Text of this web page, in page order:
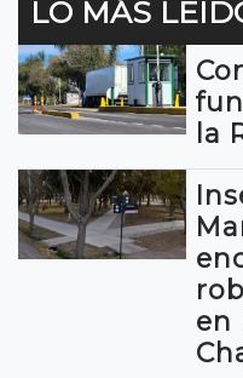
LO MÁS
la
en